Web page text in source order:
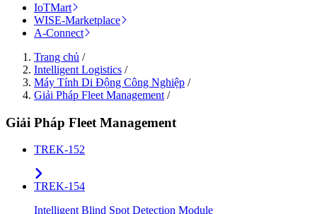
IoTMart
WISE-Marketplace
A-Connect
Trang chủ /
Intelligent Logistics /
Máy Tính Di Động Công Nghiệp /
Giải Pháp Fleet Management /
Giải Pháp Fleet Management
TREK-152
TREK-154
Intelligent Blind Spot Detection Module